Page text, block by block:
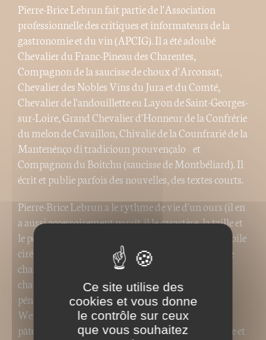
Pierre-Brice Lebrun fait partie de l'Association
professionnelle des critiques et informateurs de la
gastronomie et du vin (APCIG). Il a été adoubé
Chevalier du Franc-Pineau des Charentes,
Compagnon de la saucisse de choux d'Arconsat,
Chevalier des Nobles Vins du Jura et du Comté,
Chevalier de l'andouillette eu Layon de Saint-Georges-
sur-Loire, Grand Chevalier d'Honneur de la Confrérie
du melon de Cavaillon, Chivalié de la Counfrarié de la
Mantenénço di tradicioun prouvençalo et
Compagnon du Boitchu (saucisse de Montbéliard). Il
écrit et publie parfois des nouvelles, des textes courts.
Pierre-Brice Lebrun a le rythme de vie d'un ours (il en
a aussi accessoirement paraît-il le caractère, la taille et
le poids). Il court l'été de resto en producteur et de toile
cirée en table étoilée, de producteur en vigneron, de
charcutier en chocolatier … Il hiberne l'hiver au
chaud d'un amphi, avec son code civil et son code
pénal. Il s'isole le reste de l'année en Jordanie ou à
Wenduine avec des piles de livres et des tonnes de
pâtes qu'il prépare au beurre, au jambon, en famille et
Ce site utilise des
cookies et vous donne
le contrôle sur ceux
que vous souhaitez